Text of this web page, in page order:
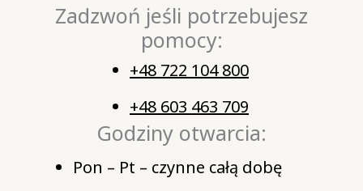
Zadzwoń jeśli potrzebujesz
pomocy:
+48 722 104 800
+48 603 463 709
Godziny otwarcia:
Pon – Pt – czynne całą dobę